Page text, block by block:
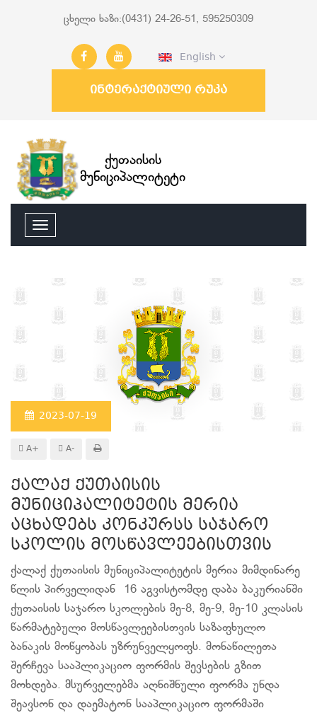
ცხელი ხაზი:(0431) 24-26-51, 595250309
English
ინტერაქტიული რუკა
ქუთაისის
მუნიციპალიტეტი
2023-07-19
A+ A-
ქალაქ ქუთაისის
მუნიციპალიტეტის მერია
აცხადებს კონკურსს საჯარო
სკოლის მოსწავლეებისთვის
ქალაქ ქუთაისის მუნიციპალიტეტის მერია მიმდინარე
წლის პირველიდან 16 აგვისტომდე დაბა ბაკურიანში
ქუთაისის საჯარო სკოლების მე-8, მე-9, მე-10 კლასის
წარმატებული მოსწავლეებისთვის საზაფხულო
ბანაკის მოწყობას უზრუნველყოფს. მონაწილეთა
შერჩევა სააპლიკაციო ფორმის შევსების გზით
მოხდება. მსურველებმა აღნიშნული ფორმა უნდა
შეავსონ და დაემატონ სააპლიკაციო ფორმაში